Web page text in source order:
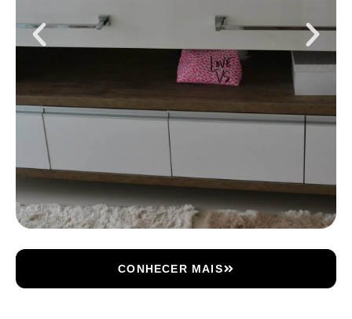
CONHECER MAIS